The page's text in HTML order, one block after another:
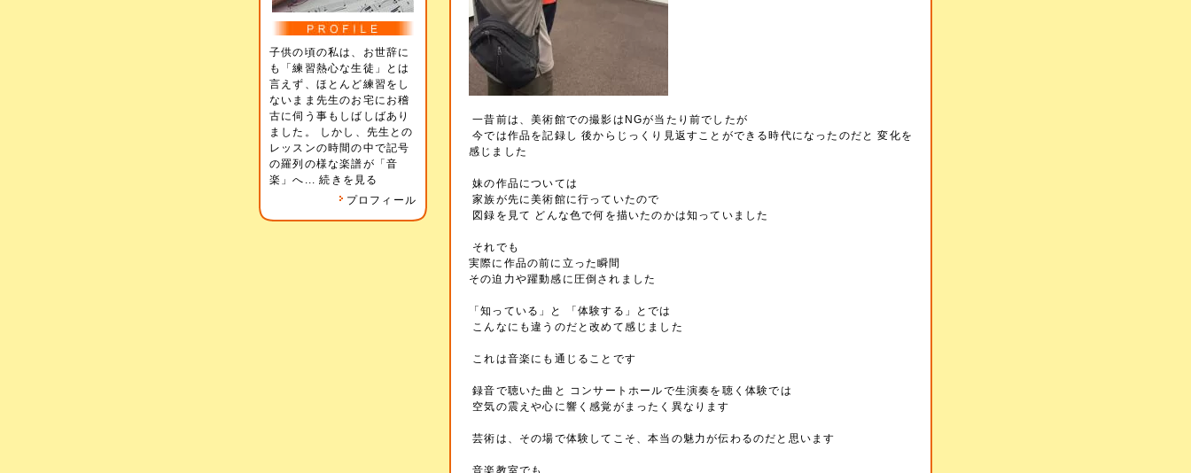
子供の頃の私は、お世辞に
も「練習熱心な生徒」とは
言えず、ほとんど練習をし
ないまま先生のお宅にお稽
古に伺う事もしばしばあり
ました。 しかし、先生との
レッスンの時間の中で記号
の羅列の様な楽譜が「音
楽」へ...続きを見る
プロフィール
一昔前は、美術館での撮影はNGが当たり前でしたが
今では作品を記録し 後からじっくり見返すことができる時代になったのだと 変化を
感じました
妹の作品については
家族が先に美術館に行っていたので
図録を見て どんな色で何を描いたのかは知っていました
それでも
実際に作品の前に立った瞬間
その迫力や躍動感に圧倒されました
「知っている」と 「体験する」とでは
こんなにも違うのだと改めて感じました
これは音楽にも通じることです
録音で聴いた曲と コンサートホールで生演奏を聴く体験では
空気の震えや心に響く感覚がまったく異なります
芸術は、その場で体験してこそ、本当の魅力が伝わるのだと思います
音楽教室でも